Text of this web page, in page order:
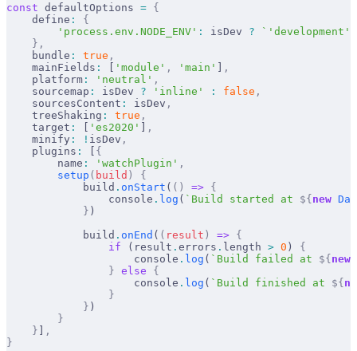
const defaultOptions = {
    define
:
{
        'process.env.NODE_ENV'
: isDev ? `'development'`
    },
    bundle
: true ,
    mainFields
: 'module' , 'main'
,
    platform
: 'neutral' ,
    sourcemap
: isDev ? 'inline' : false ,
    sourcesContent
: isDev ,
    treeShaking
: true ,
    target
: 'es2020'
,
    minify
: ! isDev ,
    plugins
:
{
        name
: 'watchPlugin' ,
        setup
( build )
{
            build
. onStart ( () => {
                console
. log ( `Build started at ${ new
            }
)
            build
. onEnd ( ( result ) => {
                if
(result . errors . length > 0 ) {
                    console
. log ( `Build failed at ${ new
                }
else {
                    console
. log ( `Build finished at ${
                }
            }
)
        }
    }
,
}